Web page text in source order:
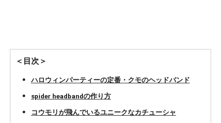
＜目次＞
ハロウィンパーティーの定番・クモのヘッドバンド
spider headbandの作り方
コウモリが飛んでいるユニークなカチューシャ